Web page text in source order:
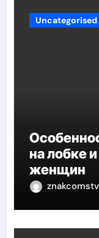
Uncategorised
на лобке
женщин